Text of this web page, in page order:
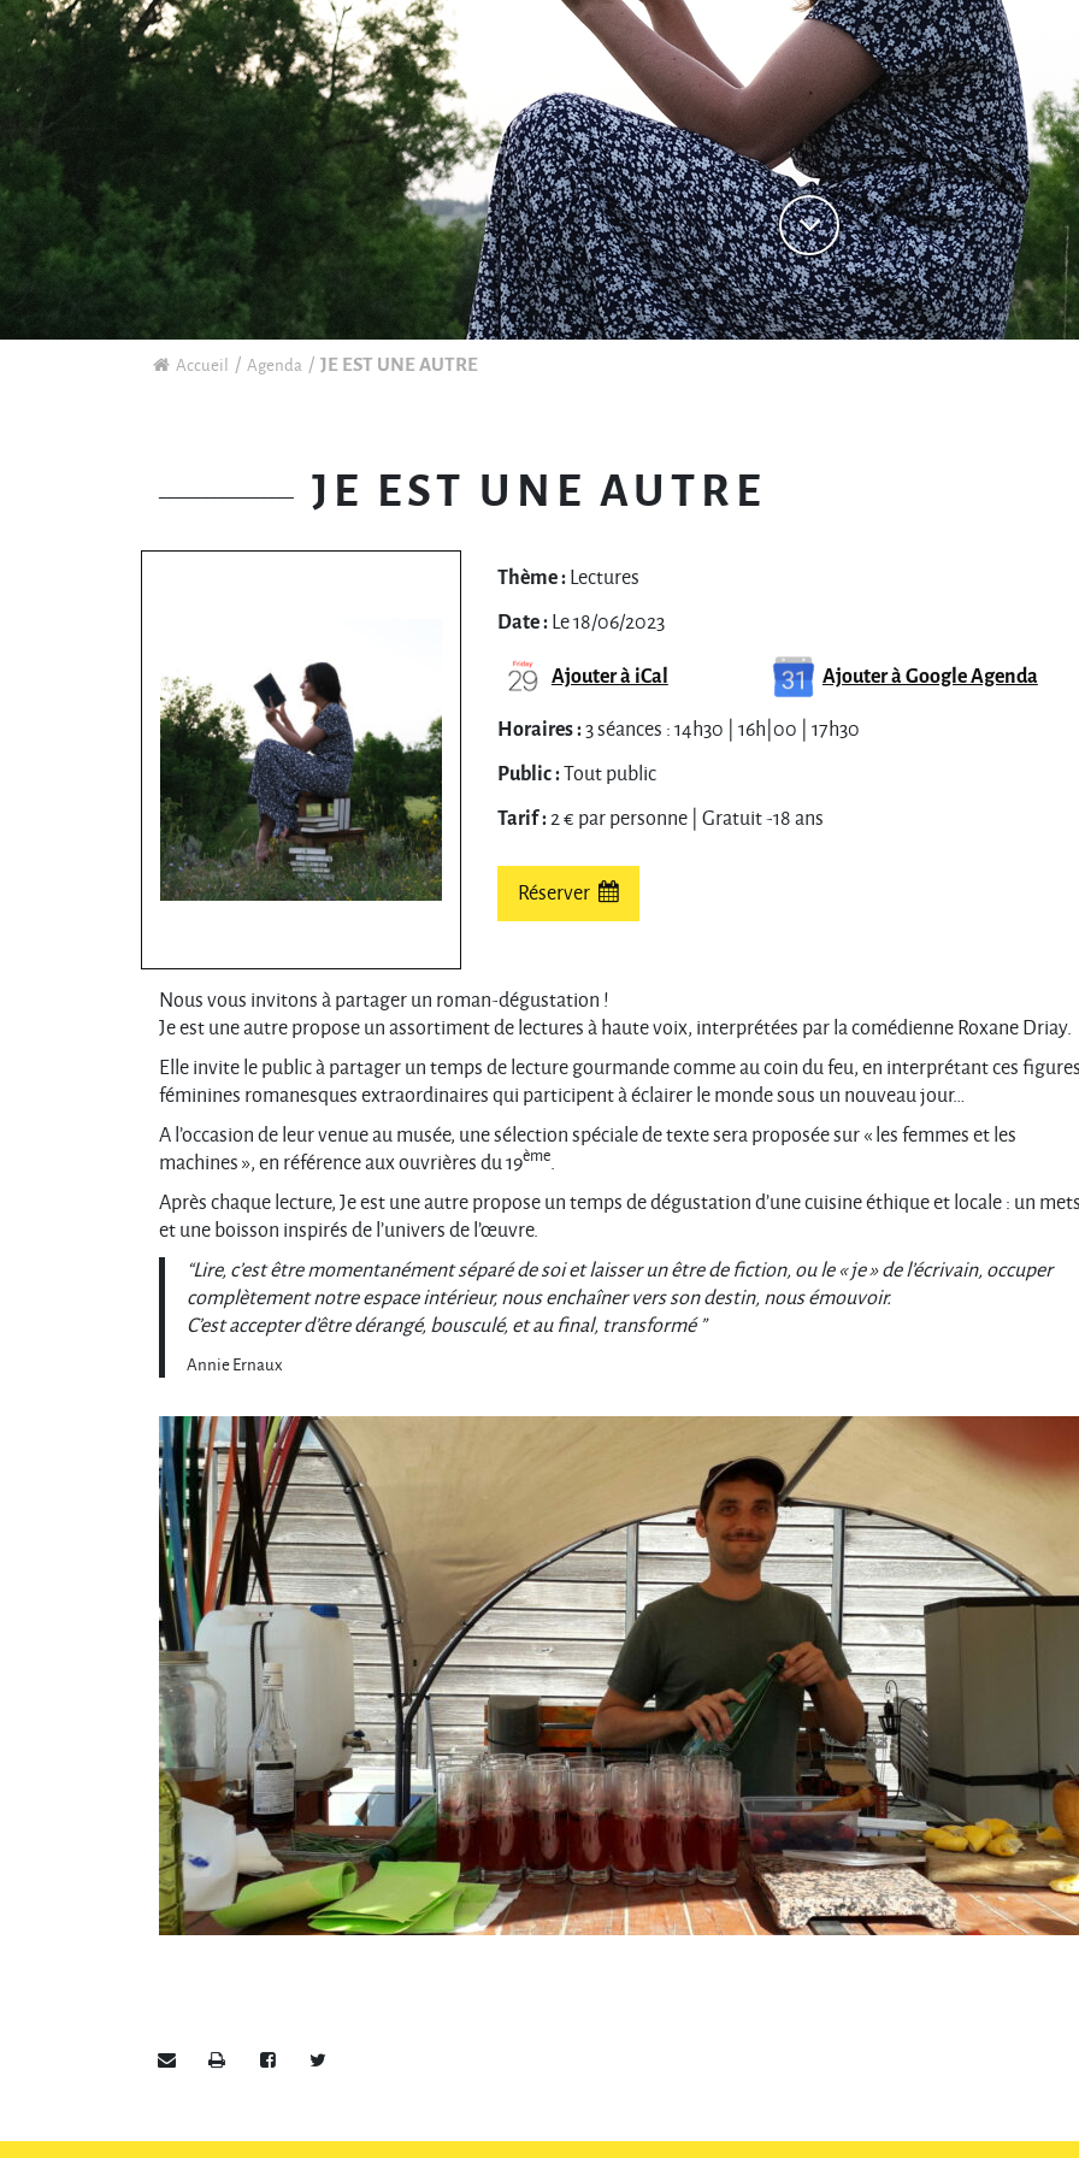
Accueil Agenda JE EST UNE AUTRE
JE EST UNE AUTRE
Thème : Lectures
Date :Le 18/06/2023
Ajouter à iCal Ajouter à Google Agenda
Horaires :3 séances : 14h30 | 16h|00 | 17h30
Public :Tout public
Tarif :2 € par personne | Gratuit -18 ans
Réserver
Nous vous invitons à partager un roman-dégustation !
Je est une autre propose un assortiment de lectures à haute voix, interprétées par la comédienne Roxane Driay.
Elle invite le public à partager un temps de lecture gourmande comme au coin du feu, en interprétant ces
féminines romanesques extraordinaires qui participent à éclairer le monde sous un nouveau jour…
A l’occasion de leur venue au musée, une sélection spéciale de texte sera proposée sur « les femmes et les
machines », en référence aux ouvrières du 19ème.
Après chaque lecture, Je est une autre propose un temps de dégustation d’une cuisine éthique et locale : un
et une boisson inspirés de l’univers de l’œuvre.
“Lire, c’est être momentanément séparé de soi et laisser un être de fiction, ou le « je » de l’écrivain, occuper
complètement notre espace intérieur, nous enchaîner vers son destin, nous émouvoir.
C’est accepter d’être dérangé, bousculé, et au final, transformé ”
Annie Ernaux
Envoyer par e-mail
ImprimerPartager sur Facebook